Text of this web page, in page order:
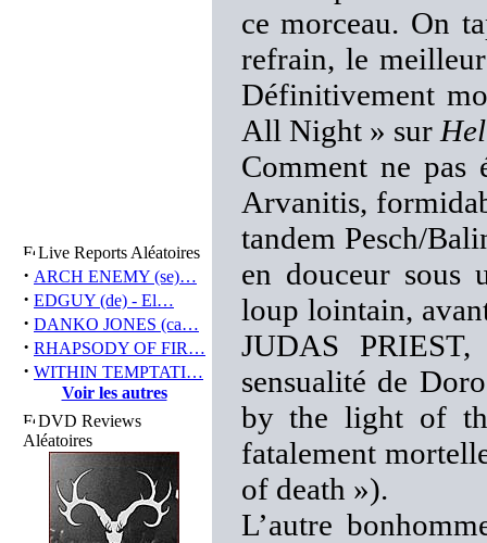
Live Reports Aléatoires
· ARCH ENEMY (se)…
· EDGUY (de) - El…
· DANKO JONES (ca…
· RHAPSODY OF FIR…
· WITHIN TEMPTATI…
Voir les autres
DVD Reviews
Aléatoires
ce morceau. On
refrain, le
Définitivement
All Night » sur
Comment ne
Arvanitis,
tandem Pesch/
en douceur sous
loup lointain,
JUDAS
sensualité de
by the light of
fatalement
of death »).
L’autre